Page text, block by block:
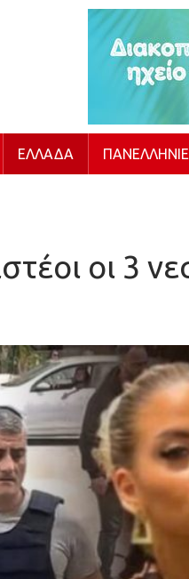
ΕΛΛΆΔΑ
οι 3